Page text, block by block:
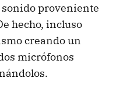
sonido proveniente
hecho, incluso
creando un
micrófonos